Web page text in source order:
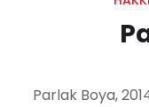
Parlak Boya,